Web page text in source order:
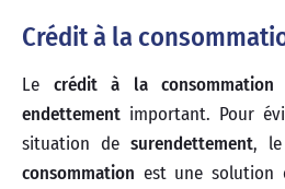
Crédit à la
Le crédit à la consommation
endettement important. Pour
situation desurendettement, le
consommation est une solution